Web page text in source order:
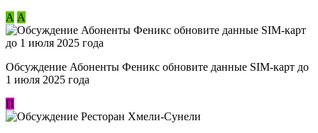
А А
Обсуждение Абоненты Феникс обновите данные SIM-карт до
1 июля 2025 года
П